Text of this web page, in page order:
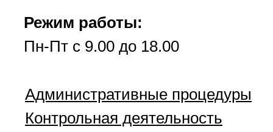
Режим работы:
Пн-Пт с 9.00 до 18.00
Административные процедуры
Контрольная деятельность